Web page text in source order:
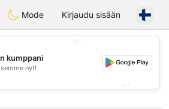
SuomenTreffit
Mode Kirjaudu sisään
💕
kumppani
nyt!